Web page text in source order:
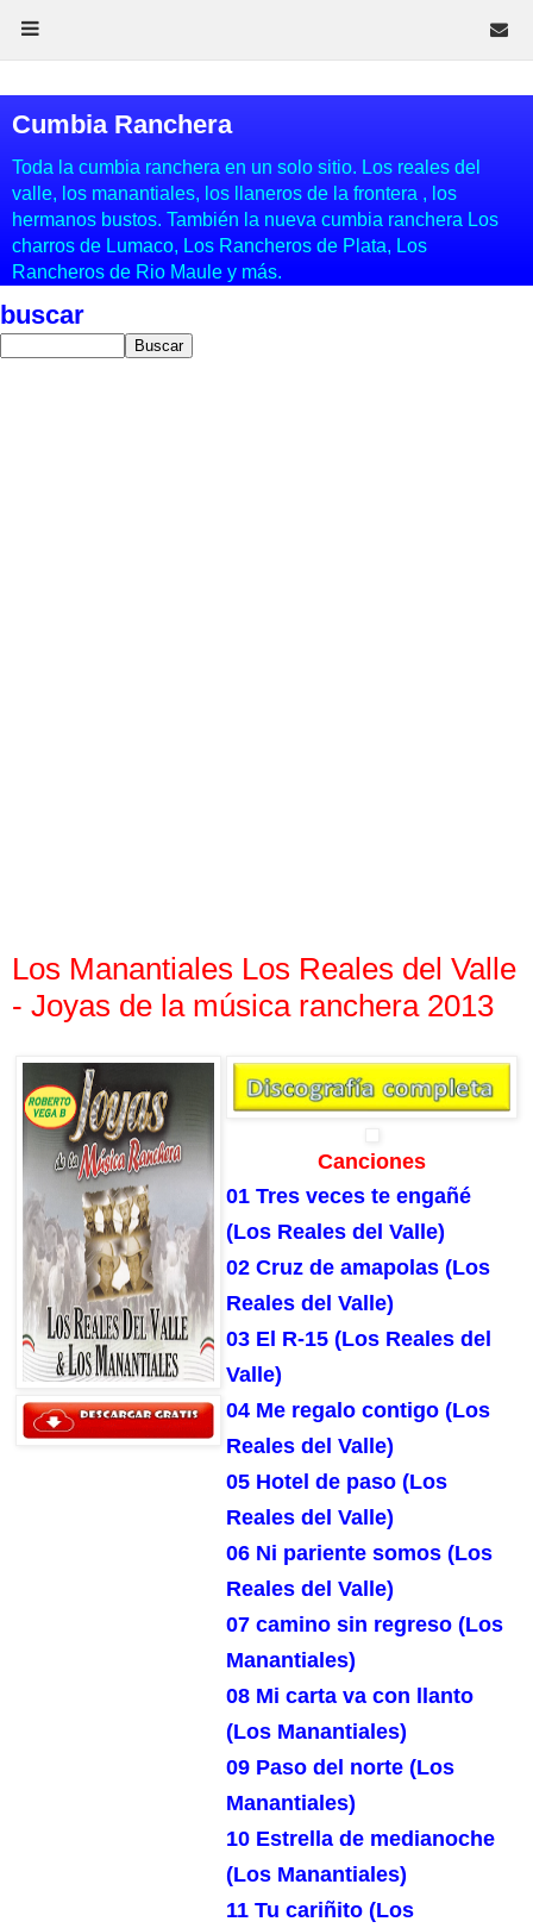
Cumbia Ranchera
Toda la cumbia ranchera en un solo sitio. Los reales del
valle, los manantiales, los llaneros de la frontera , los
hermanos bustos. También la nueva cumbia ranchera Los
charros de Lumaco, Los Rancheros de Plata, Los
Rancheros de Rio Maule y más.
buscar
Los Manantiales Los Reales del Valle
- Joyas de la música ranchera 2013
Canciones
01 Tres veces te engañé
(Los Reales del Valle)
02 Cruz de amapolas (Los
Reales del Valle)
03 El R-15 (Los Reales del
Valle)
04 Me regalo contigo (Los
Reales del Valle)
05 Hotel de paso (Los
Reales del Valle)
06 Ni pariente somos (Los
Reales del Valle)
07 camino sin regreso (Los
Manantiales)
08 Mi carta va con llanto
(Los Manantiales)
09 Paso del norte (Los
Manantiales)
10 Estrella de medianoche
(Los Manantiales)
11 Tu cariñito (Los